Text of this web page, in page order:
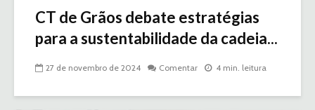
CT de Grãos debate estratégias
para a sustentabilidade da cadeia...
27 de novembro de 2024 Comentar 4 min. leitura